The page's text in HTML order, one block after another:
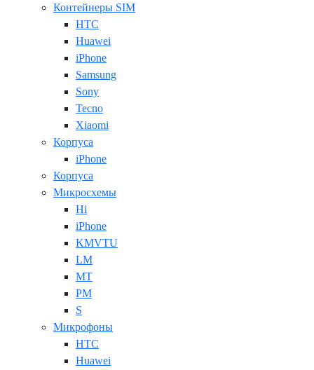
Контейнеры SIM
HTC
Huawei
iPhone
Samsung
Sony
Tecno
Xiaomi
Корпуса
iPhone
Корпуса
Микросхемы
Hi
iPhone
KMVTU
LM
MT
PM
S
Микрофоны
HTC
Huawei